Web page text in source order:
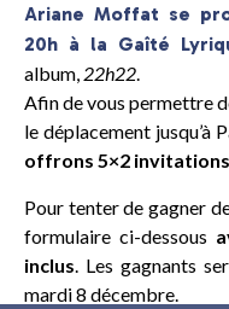
Ariane Moffat se
20h à la Gaîté
album, 22h22.
Afin de vous permettre
le déplacement jusqu’à
offrons 5×2
Pour tenter de gagner
formulaire ci-dessous
inclus . Les gagnants
mardi 8 décembre.